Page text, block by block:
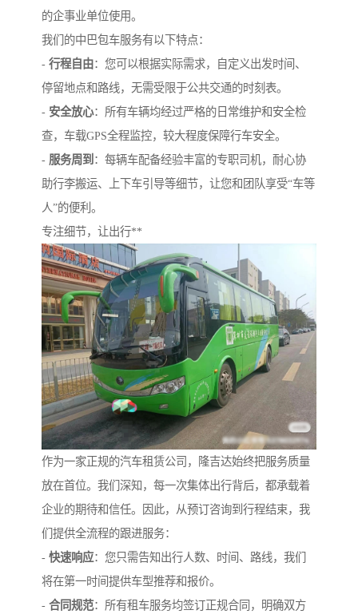
的企事业单位使用。
我们的中巴包车服务有以下特点：
- 行程自由：您可以根据实际需求，自定义出发时间、
停留地点和路线，无需受限于公共交通的时刻表。
- 安全放心：所有车辆均经过严格的日常维护和安全检
查，车载GPS全程监控，较大程度保障行车安全。
- 服务周到 ：每辆车配备经验丰富的专职司机，耐心协
助行李搬运、上下车引导等细节，让您和团队享受“车等
人”的便利。
专注细节，让出行**
作为一家正规的汽车租赁公司，隆吉达始终把服务质量
放在首位。我们深知，每一次集体出行背后，都承载着
企业的期待和信任。因此，从预订咨询到行程结束，我
们提供全流程的跟进服务：
- 快速响应：您只需告知出行人数、时间、路线，我们
将在第一时间提供车型推荐和报价。
- 合同规范：所有租车服务均签订正规合同，明确双方